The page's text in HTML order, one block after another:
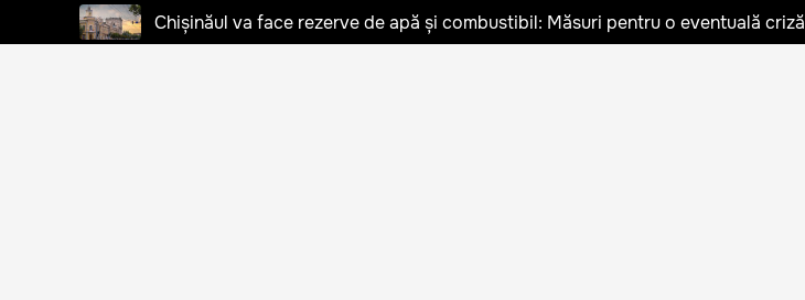
Chișinăul va face rezerve de apă și combustibil: Măsuri pentru o eventuală criză